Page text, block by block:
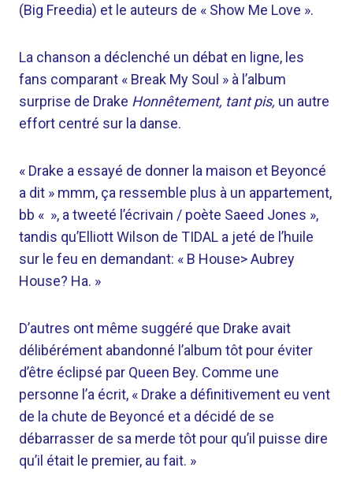
(Big Freedia) et le auteurs de « Show Me Love ».
La chanson a déclenché un débat en ligne, les
fans comparant « Break My Soul » à l’album
surprise de Drake Honnêtement, tant pis, un autre
effort centré sur la danse.
« Drake a essayé de donner la maison et Beyoncé
a dit » mmm, ça ressemble plus à un appartement,
bb « », a tweeté l’écrivain / poète Saeed Jones »,
tandis qu’Elliott Wilson de TIDAL a jeté de l’huile
sur le feu en demandant: « B House> Aubrey
House? Ha. »
D’autres ont même suggéré que Drake avait
délibérément abandonné l’album tôt pour éviter
d’être éclipsé par Queen Bey. Comme une
personne l’a écrit, « Drake a définitivement eu vent
de la chute de Beyoncé et a décidé de se
débarrasser de sa merde tôt pour qu’il puisse dire
qu’il était le premier, au fait. »